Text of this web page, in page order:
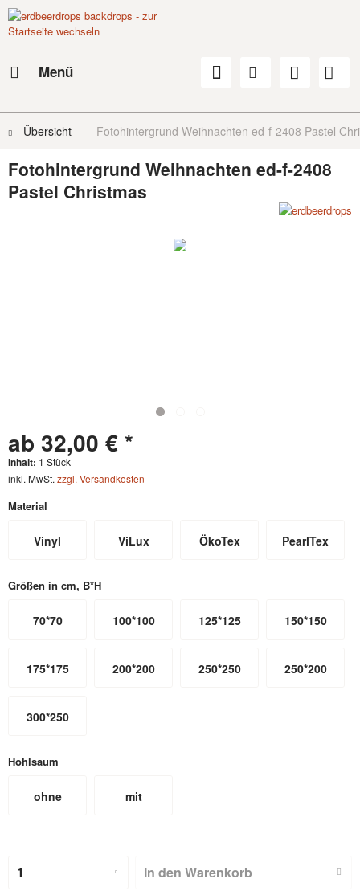
Menü
Übersicht Fotohintergrund Weihnachten ed-f-2408 Pastel
Fotohintergrund Weihnachten ed-f-2408
Pastel Christmas
ab 32,00 € *
Inhalt: 1 Stück
inkl. MwSt. zzgl. Versandkosten
Material
Vinyl ViLux ÖkoTex PearlTex
Größen in cm, B*H
70*70 100*100 125*125 150*150
175*175 200*200 250*250 250*200
300*250
Hohlsaum
ohne
mit
In den Warenkorb